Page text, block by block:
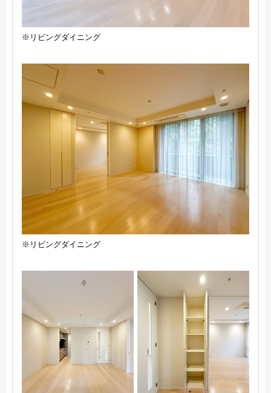
※リビングダイニング
※リビングダイニング